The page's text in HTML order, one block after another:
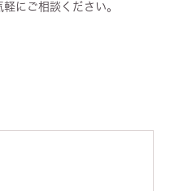
にご相談ください。